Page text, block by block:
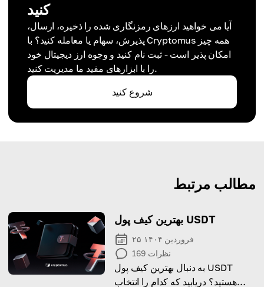
کنید
آیا می خواهید ارزهای رمزنگاری شده را ذخیره، ارسال،
پذیرش، سهام یا معامله کنید؟ با Cryptomus همه چیز
امکان پذیر است - ثبت نام کنید و وجوه ارز دیجیتال خود
را با ابزارهای مفید ما مدیریت کنید.
شروع کنید
مطالب مرتبط
بهترین کیف پول USDT
۲۵ فروردین ۱۴۰۴
169 نظرات
به دنبال بهترین کیف پول USDT
هستید؟ دریابید که کدام را انتخاب